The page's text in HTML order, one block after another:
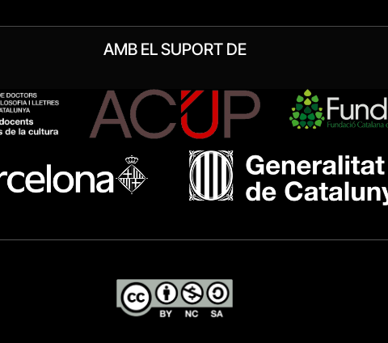
AMB EL SUPORT DE